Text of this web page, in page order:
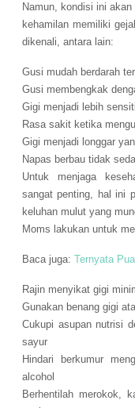
Namun, kondisi ini
kehamilan memiliki
dikenali, antara lain:
Gusi mudah berdarah
Gusi membengkak
Gigi menjadi lebih
Rasa sakit ketika
Gigi menjadi longgar
Napas berbau tidak
Untuk menjaga
sangat penting, hal ini
keluhan mulut yang
Moms lakukan untuk
Baca juga: Ternyata
Rajin menyikat gigi
Gunakan benang gigi
Cukupi asupan nutrisi
sayur
Hindari berkumur
alcohol
Berhentilah merokok,